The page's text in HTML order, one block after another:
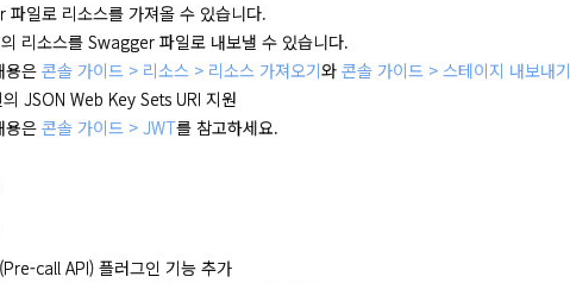
파일로 리소스를 가져올 수 있습니다.
리소스를 Swagger 파일로 내보낼 수 있습니다.
용은 콘솔 가이드 > 리소스 > 리소스 가져오기와 콘솔 가이드 > 스테이지 내보내기
JSON Web Key Sets URI 지원
용은 콘솔 가이드 > JWT를 참고하세요.
call API) 플러그인 기능 추가